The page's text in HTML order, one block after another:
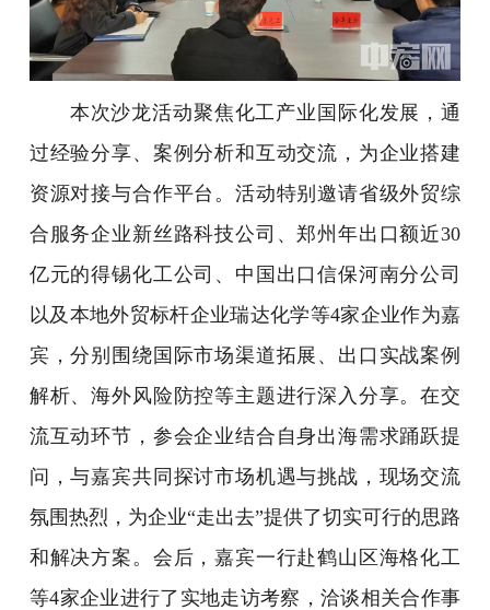
本次沙龙活动聚焦化工产业国际化发展，通
过经验分享、案例分析和互动交流，为企业搭建
资源对接与合作平台。活动特别邀请省级外贸综
合服务企业新丝路科技公司、郑州年出口额近30
亿元的得锡化工公司、中国出口信保河南分公司
以及本地外贸标杆企业瑞达化学等4家企业作为嘉
宾，分别围绕国际市场渠道拓展、出口实战案例
解析、海外风险防控等主题进行深入分享。在交
流互动环节，参会企业结合自身出海需求踊跃提
问，与嘉宾共同探讨市场机遇与挑战，现场交流
氛围热烈，为企业“走出去”提供了切实可行的思路
和解决方案。会后，嘉宾一行赴鹤山区海格化工
等4家企业进行了实地走访考察，洽谈相关合作事